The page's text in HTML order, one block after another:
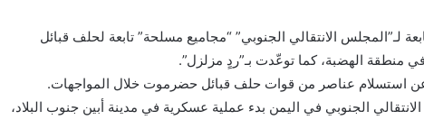
لـ”المجلس الانتقالي الجنوبي” “مجاميع مسلحة” تابعة لحلف قبائل
منطقة الهضبة، كما توعّدت بـ”ردٍ مزلزل”.
عن استسلام عناصر من قوات حلف قبائل حضرموت خلال المواجهات.
الجنوبي في اليمن بدء عملية عسكرية في مدينة أبين جنوب البلاد،